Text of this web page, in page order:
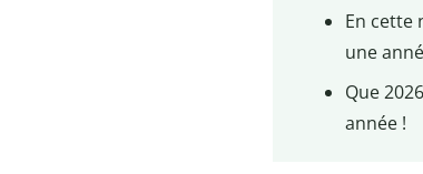
En cette
une
Que
année !